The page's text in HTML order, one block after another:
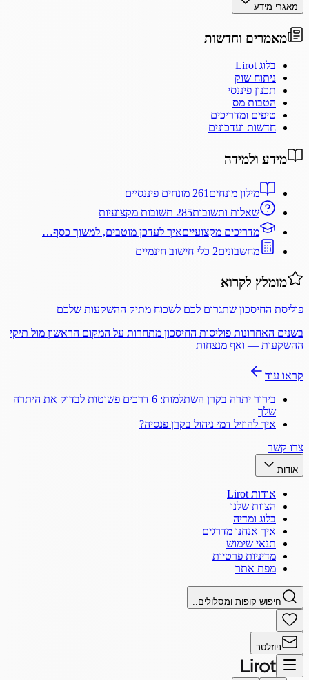
מאגרי מידע
מאמרים וחדשות
בלוג Lirot
ניתוח שוק
תכנון פיננסי
הטבות מס
טיפים ומדריכים
חדשות ועדכונים
מידע ולמידה
מילון מונחים 261 מונחים פיננסיים
שאלות ותשובות285 תשובות מקצועיות
מדריכים מקצועייםאיך לעדכן מוטבים, למשוך כסף…
מחשבונים2 כלי חישוב חינמיים
מומלץ לקרוא
פוליסת החיסכון שתגרום לכם לשכוח מתיק ההשקעות שלכם
בשנים האחרונות פוליסות החיסכון מתחרות על המקום הראשון מול תיקי
ההשקעות — ואף מנצחות
קראו עוד
בירור יתרה בקרן השתלמות: 6 דרכים פשוטות לבדוק את היתרה
שלך
איך להוזיל דמי ניהול בקרן פנסיה?
צרו קשר
אודות
אודות Lirot
הצוות שלנו
בלוג ומדיה
איך אנחנו מדרגים
תנאי שימוש
מדיניות פרטיות
מפת אתר
חיפוש קופות ומסלולים..
ניוזלטר